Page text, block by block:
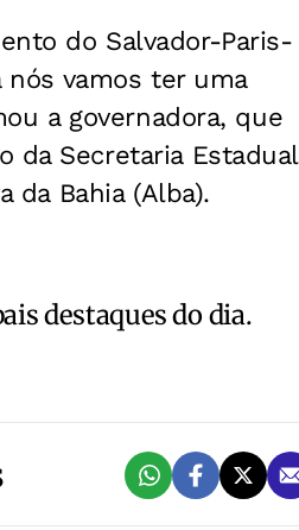
do Salvador-Paris-
vamos ter uma
a governadora, que
da Secretaria Estadual
da Bahia (Alba).
destaques do dia.